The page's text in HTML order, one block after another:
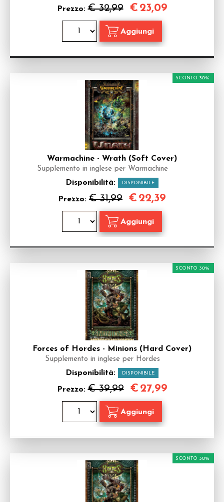
Prezzo:€ 32,99 € 23,09
Warmachine - Wrath (Soft Cover)
Supplemento in inglese per Warmachine
Disponibilità: DISPONIBILE
Prezzo: € 31,99
SCONTO 30%
€ 22,39
Forces of Hordes - Minions (Hard Cover)
Supplemento in inglese per Hordes
Disponibilità: DISPONIBILE
Prezzo:€ 39,99
SCONTO 30%
€ 27,99
SCONTO 30%